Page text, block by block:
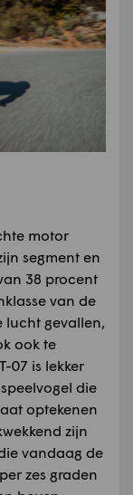
motor
segment en
38 procent
van de
lucht gevallen,
ook te
07 is lekker
die
optekenen
zijn
vandaag de
zes graden